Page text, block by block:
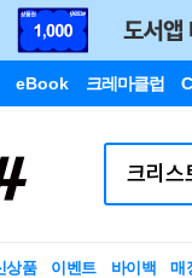
eBook 크레마클럽
상품 이벤트 바이백 매